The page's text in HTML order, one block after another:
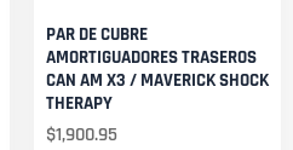
PAR DE CUBRE
AMORTIGUADORES TRASEROS
CAN AM X3 / MAVERICK SHOCK
THERAPY
$1,900.95